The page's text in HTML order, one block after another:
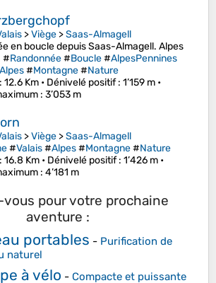
>Viège >Saas-Almagell
en boucle depuis Saas-Almagell. Alpes
#Randonnée#Boucle#AlpesPennines
Alpes#Montagne#Nature
: 12.6 Km • Dénivelé positif: 1’159 m •
: 3’053 m
>Viège >Saas-Almagell
#Valais#Alpes#Montagne#Nature
: 16.8 Km • Dénivelé positif: 1’426 m •
: 4’181 m
vous pour votre prochaine
aventure :
portables - Purification de
naturel
à vélo - Compacte et puissante